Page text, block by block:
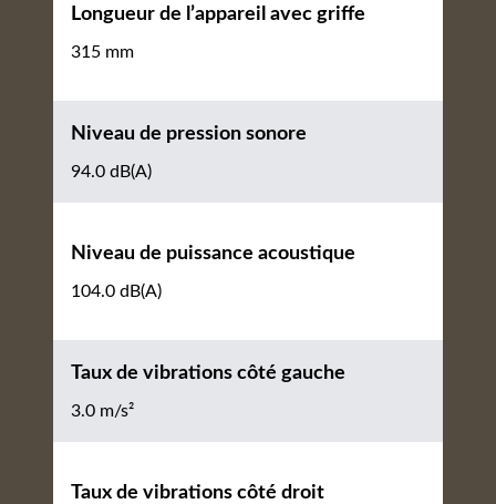
Longueur de l’appareil avec griffe
315 mm
Niveau de pression sonore
94.0 dB(A)
Niveau de puissance acoustique
104.0 dB(A)
Taux de vibrations côté gauche
3.0 m/s²
Taux de vibrations côté droit